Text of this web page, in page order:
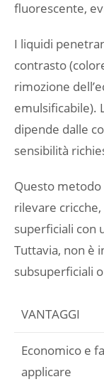
fluorescente,
I liquidi
contrasto
rimozione
emulsificabile).
dipende dalle
sensibilità
Questo
rilevare
superficiali con
Tuttavia, non è
subsuperficiali
VANTAGGI
Economico e
applicare